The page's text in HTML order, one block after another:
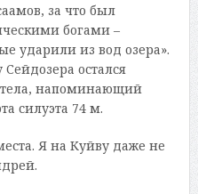
за что был
богами –
ударили из вод озера».
остался
тела, напоминающий
силуэта 74 м.
Я на Куйву даже не